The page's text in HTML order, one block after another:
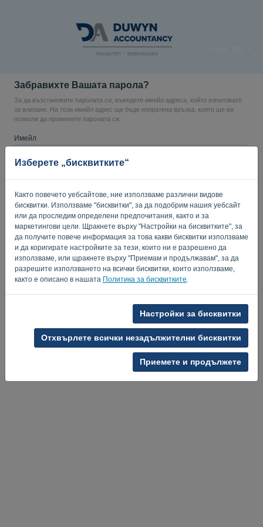
Изберете „бисквитките“
Както повечето уебсайтове, ние използваме различни видове
бисквитки. Използваме "бисквитки", за да подобрим нашия уебсайт
или да проследим определени предпочитания, както и за
маркетингови цели. Щракнете върху "Настройки на бисквитките", за
да получите повече информация за това какви бисквитки използваме
и да коригирате настройките за тези, които ни е разрешено да
използваме, или щракнете върху "Приемам и продължавам", за да
разрешите използването на всички бисквитки, които използваме,
както е описано в нашата Политика за бисквитките
Настройки за бисквитки
Отхвърлете всички незадължителни бисквитки
Приемете и продължете
Забравихте Вашата парола?
За да възстановите паролата си, въведете имейл адреса, който използвате
за влизане. На този имейл адрес ще бъде изпратена връзка, която ще ви
позволи да промените паролата си.
Имейл
Вие не сте ли компютър? Попълнете ' '.
ИЗПРАТИ ЛИНК
Обратно към вход
Privacy Policy-Terms of Service.